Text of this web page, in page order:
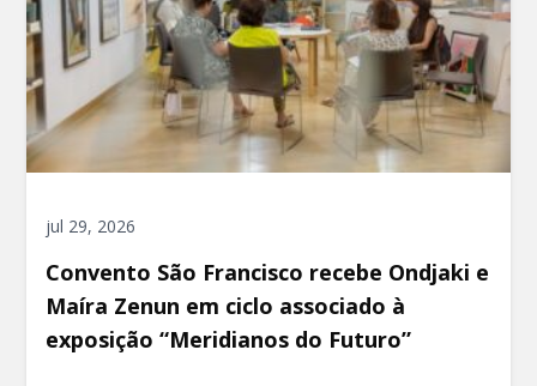
jul 29, 2026
Convento São Francisco recebe Ondjaki e
Maíra Zenun em ciclo associado à
exposição “Meridianos do Futuro”